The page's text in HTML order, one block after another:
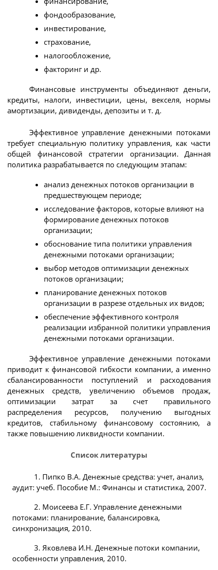
фондообразование,
инвестирование,
страхование,
налогообложение,
факторинг и др.
Финансовые инструменты объединяют деньги,
кредиты, налоги, инвестиции, цены, векселя, нормы
амортизации, дивиденды, депозиты и т. д.
Эффективное управление денежными потоками
требует специальную политику управления, как части
общей финансовой стратегии организации. Данная
политика разрабатывается по следующим этапам:
анализ денежных потоков организации в
предшествующем периоде;
исследование факторов, которые влияют на
формирование денежных потоков
организации;
обоснование типа политики управления
денежными потоками организации;
выбор методов оптимизации денежных
потоков организации;
планирование денежных потоков
организации в разрезе отдельных их видов;
обеспечение эффективного контроля
реализации избранной политики управления
денежными потоками организации.
Эффективное управление денежными потоками
приводит к финансовой гибкости компании, а именно
сбалансированности поступлений и расходования
денежных средств, увеличению объемов продаж,
оптимизации затрат за счет правильного
распределения ресурсов, получению выгодных
кредитов, стабильному финансовому состоянию, а
также повышению ликвидности компании.
Список литературы
1. Пипко В.А. Денежные средства: учет, анализ,
аудит: учеб. Пособие М.: Финансы и статистика, 2007.
2. Моисеева Е.Г. Управление денежными
потоками: планирование, балансировка,
синхронизация, 2010.
3. Яковлева И.Н. Денежные потоки компании,
особенности управления, 2010.